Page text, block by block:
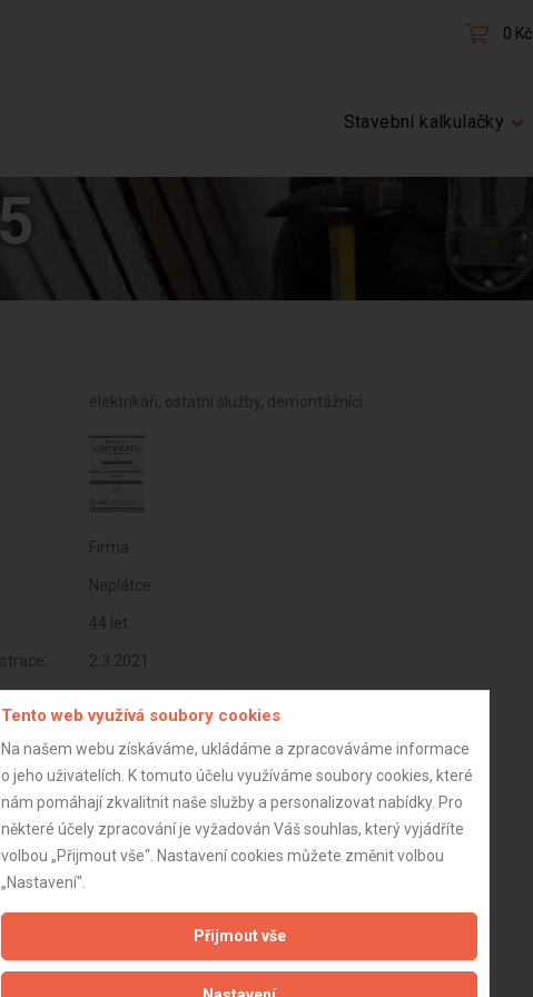
0 Kč
Stavební kalkulačky
elektrikáři, ostatní služby, demontážníci
Firma
Neplátce
44 let
2.3.2021
Aktualizováno z portálu ARES dne 12.07.2024 06:50:27
Tento web využívá soubory cookies
Na našem webu získáváme, ukládáme a zpracováváme informace
o jeho uživatelích. K tomuto účelu využíváme soubory cookies, které
nám pomáhají zkvalitnit naše služby a personalizovat nabídky. Pro
některé účely zpracování je vyžadován Váš souhlas, který vyjádříte
volbou „Přijmout vše“. Nastavení cookies můžete změnit volbou
„Nastavení“.
Přijmout vše